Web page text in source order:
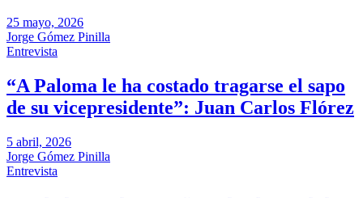
25 mayo, 2026
Jorge Gómez Pinilla
Entrevista
“A Paloma le ha costado tragarse el sapo
de su vicepresidente”: Juan Carlos Flórez
5 abril, 2026
Jorge Gómez Pinilla
Entrevista